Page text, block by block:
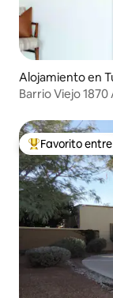
Alojamiento en
Barrio Viejo
Favorito entre
Favorito